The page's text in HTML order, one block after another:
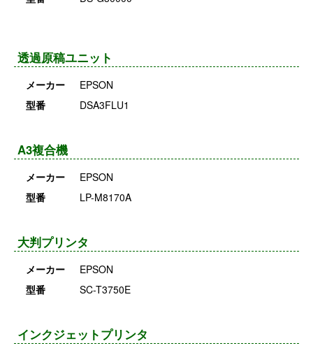
透過原稿ユニット
メーカー
EPSON
型番
DSA3FLU1
A3複合機
メーカー
EPSON
型番
LP-M8170A
大判プリンタ
メーカー
EPSON
型番
SC-T3750E
インクジェットプリンタ